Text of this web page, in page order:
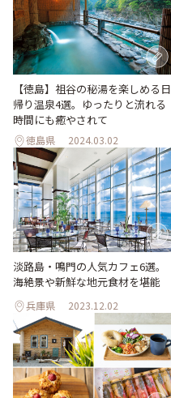
【徳島】祖谷の秘湯を楽しめる日
帰り温泉4選。ゆったりと流れる
時間にも癒やされて
徳島県 2024.03.02
淡路島・鳴門の人気カフェ6選。
海絶景や新鮮な地元食材を堪能
兵庫県 2023.12.02